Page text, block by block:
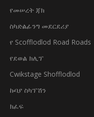
የመሠረት ጃክ
ስካድልፊንግ መደርደሪያ
የ Scofflodlod Road Roads
የደወል ክሊፕ
Cwikstage Shofflodlod
ኩባያ ስካፕሽን
ክፈፍ